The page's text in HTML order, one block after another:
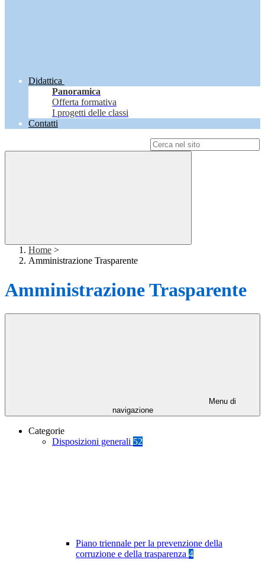
Didattica
Panoramica
Offerta formativa
I progetti delle classi
Contatti
Home >
Amministrazione Trasparente
Amministrazione Trasparente
Menu di
navigazione
Categorie
Disposizioni generali 52
Piano triennale per la prevenzione della
corruzione e della trasparenza 4